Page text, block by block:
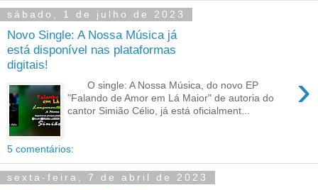
sábado, 1 de julho de 2023
Novo Single: A Nossa Música já
está disponível nas plataformas
digitais!
›
O single: A Nossa Música, do novo EP
"Falando de Amor em Lá Maior" de autoria do
cantor Simião Célio, já está oficialment...
5 comentários:
sexta-feira, 7 de abril de 2023